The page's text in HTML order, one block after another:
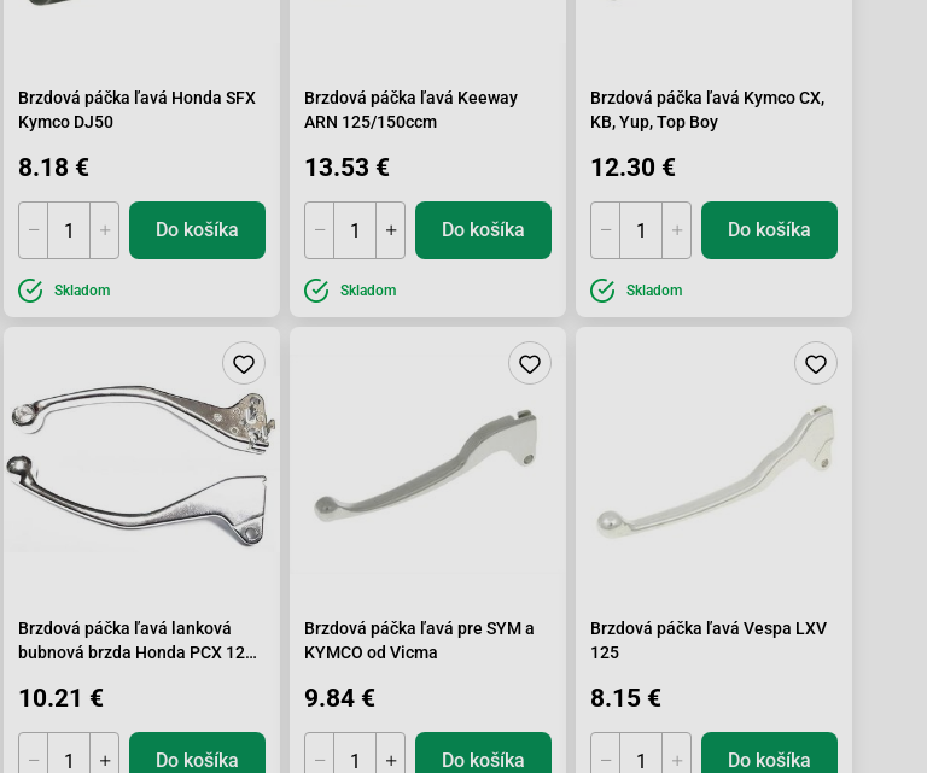
Brzdová páčka ľavá Honda SFX
Kymco DJ50
8.18 €
Do košíka
Skladom
Brzdová páčka ľavá Keeway
ARN 125/150ccm
13.53 €
Do košíka
Skladom
Brzdová páčka ľavá Kymco CX,
KB, Yup, Top Boy
12.30 €
Do košíka
Skladom
Brzdová páčka ľavá lanková
bubnová brzda Honda PCX 125i
10.21 €
Do košíka
Brzdová páčka ľavá pre SYM a
KYMCO od Vicma
9.84 €
Do košíka
Brzdová páčka ľavá Vespa LXV
125
8.15 €
Do košíka